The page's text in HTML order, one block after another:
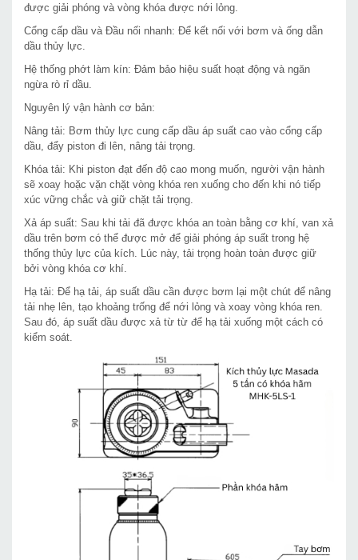
được giải phóng và vòng khóa được nới lỏng.
Cổng cấp dầu và Đầu nối nhanh: Để kết nối với bơm và ống dẫn
dầu thủy lực.
Hệ thống phớt làm kín: Đảm bảo hiệu suất hoạt động và ngăn
ngừa rò rỉ dầu.
Nguyên lý vận hành cơ bản:
Nâng tải: Bơm thủy lực cung cấp dầu áp suất cao vào cổng cấp
dầu, đẩy piston đi lên, nâng tải trọng.
Khóa tải: Khi piston đạt đến độ cao mong muốn, người vận hành
sẽ xoay hoặc vặn chặt vòng khóa ren xuống cho đến khi nó tiếp
xúc vững chắc và giữ chặt tải trọng.
Xả áp suất: Sau khi tải đã được khóa an toàn bằng cơ khí, van xả
dầu trên bơm có thể được mở để giải phóng áp suất trong hệ
thống thủy lực của kích. Lúc này, tải trọng hoàn toàn được giữ
bởi vòng khóa cơ khí.
Hạ tải: Để hạ tải, áp suất dầu cần được bơm lại một chút để nâng
tải nhẹ lên, tạo khoảng trống để nới lỏng và xoay vòng khóa ren.
Sau đó, áp suất dầu được xả từ từ để hạ tải xuống một cách có
kiểm soát.